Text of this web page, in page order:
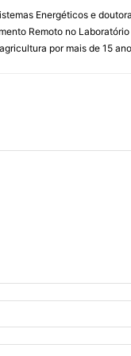
Energéticos e
Remoto no
por mais de 15